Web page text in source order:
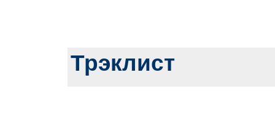
Трэклист